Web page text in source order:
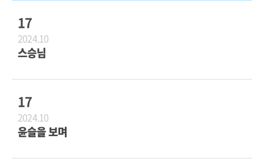
17
2024.10
스승님
17
2024.10
윤슬을 보며